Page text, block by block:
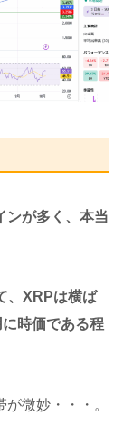
ンが多く、本当
、XRPは横ば
時価である程
微妙・・・。